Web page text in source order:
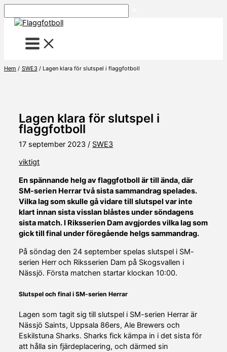
till
Hem SWE3 Lagen klara för slutspel i flaggfotboll
Lagen klara för slutspel i
flaggfotboll
17 september 2023/ SWE3
viktigt
En spännande helg av flaggfotboll är till ända, där
SM-serien Herrar två sista sammandrag spelades.
Vilka lag som skulle gå vidare till slutspel var inte
klart innan sista visslan blåstes under söndagens
sista match. I Riksserien Dam avgjordes vilka lag som
gick till final under föregående helgs sammandrag.
På söndag den 24 september spelas slutspel i SM-
serien Herr och Riksserien Dam på Skogsvallen i
Nässjö. Första matchen startar klockan 10:00.
Slutspel och final i SM-serien Herrar
Lagen som tagit sig till slutspel i SM-serien Herrar är
Nässjö Saints, Uppsala 86ers, Ale Brewers och
Eskilstuna Sharks. Sharks fick kämpa in i det sista för
att hålla sin fjärdeplacering, och därmed sin